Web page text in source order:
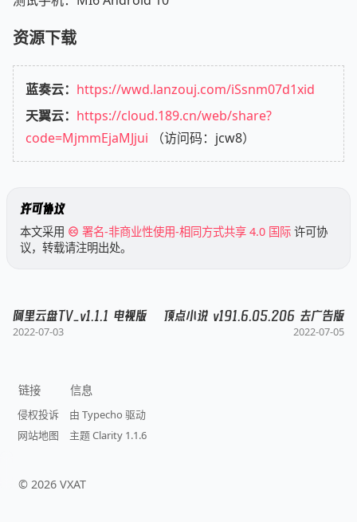
资源下载
蓝奏云： https://wwd.lanzouj.com/iSsnm07d1xid
天翼云： https://cloud.189.cn/web/share?
code=MjmmEjaMJjui （访问码：jcw8）
许可协议
本文采用 署名-非商业性使用-相同方式共享 4.0 国际 许可协
议，转载请注明出处。
阿里云盘TV_v1.1.1 电视版
2022-07-03
顶点小说 v191.6.05.206 去广告版
2022-07-05
链接
侵权投诉
网站地图
信息
由 Typecho 驱动
主题 Clarity 1.1.6
©2026 VXAT